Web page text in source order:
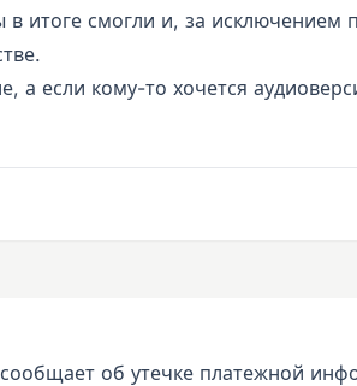
итоге смогли и, за исключением
а если кому-то хочется
об утечке платежной